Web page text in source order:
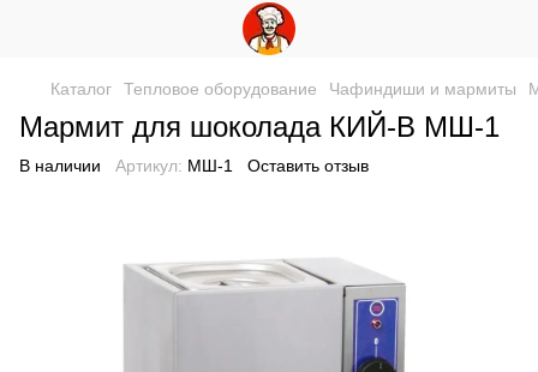
Каталог Тепловое оборудование Чафиндиши и мармиты
Мармит для шоколада КИЙ-В МШ-1
В наличии Артикул: МШ-1 Оставить отзыв